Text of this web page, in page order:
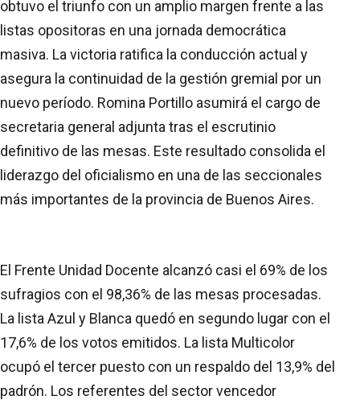
obtuvo el triunfo con un amplio margen frente a las
listas opositoras en una jornada democrática
masiva. La victoria ratifica la conducción actual y
asegura la continuidad de la gestión gremial por un
nuevo período. Romina Portillo asumirá el cargo de
secretaria general adjunta tras el escrutinio
definitivo de las mesas. Este resultado consolida el
liderazgo del oficialismo en una de las seccionales
más importantes de la provincia de Buenos Aires.
El Frente Unidad Docente alcanzó casi el 69% de los
sufragios con el 98,36% de las mesas procesadas.
La lista Azul y Blanca quedó en segundo lugar con el
17,6% de los votos emitidos. La lista Multicolor
ocupó el tercer puesto con un respaldo del 13,9% del
padrón. Los referentes del sector vencedor